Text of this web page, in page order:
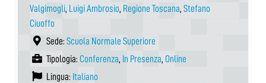
Valgimogli, Luigi Ambrosio, Regione Toscana, Stefano
Ciuoffo
Sede: Scuola Normale Superiore
Tipologia: Conferenza, In Presenza, Online
Lingua: Italiano